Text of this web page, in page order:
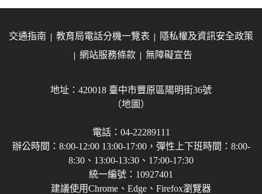
交通指南 教育局電話分機一覽表
隱私權及資訊安全政策
網站服務條款
無障礙宣告
地址：420018 臺中市豐原區陽明街36號
（地圖）
電話：04-22289111
辦公時間：8:00-12:00 13:00-17:00，彈性上下班時間：8:00-
8:30、13:00-13:30、17:00-17:30
統一編號：10927401
建議使用Chrome、Edge、Firefox瀏覽器